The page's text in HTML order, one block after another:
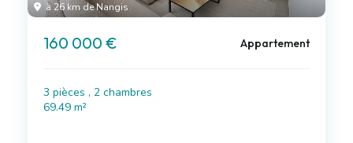
à 26 km de Nangis
160 000 € Appartement
3 pièces , 2 chambres
69.49 m²